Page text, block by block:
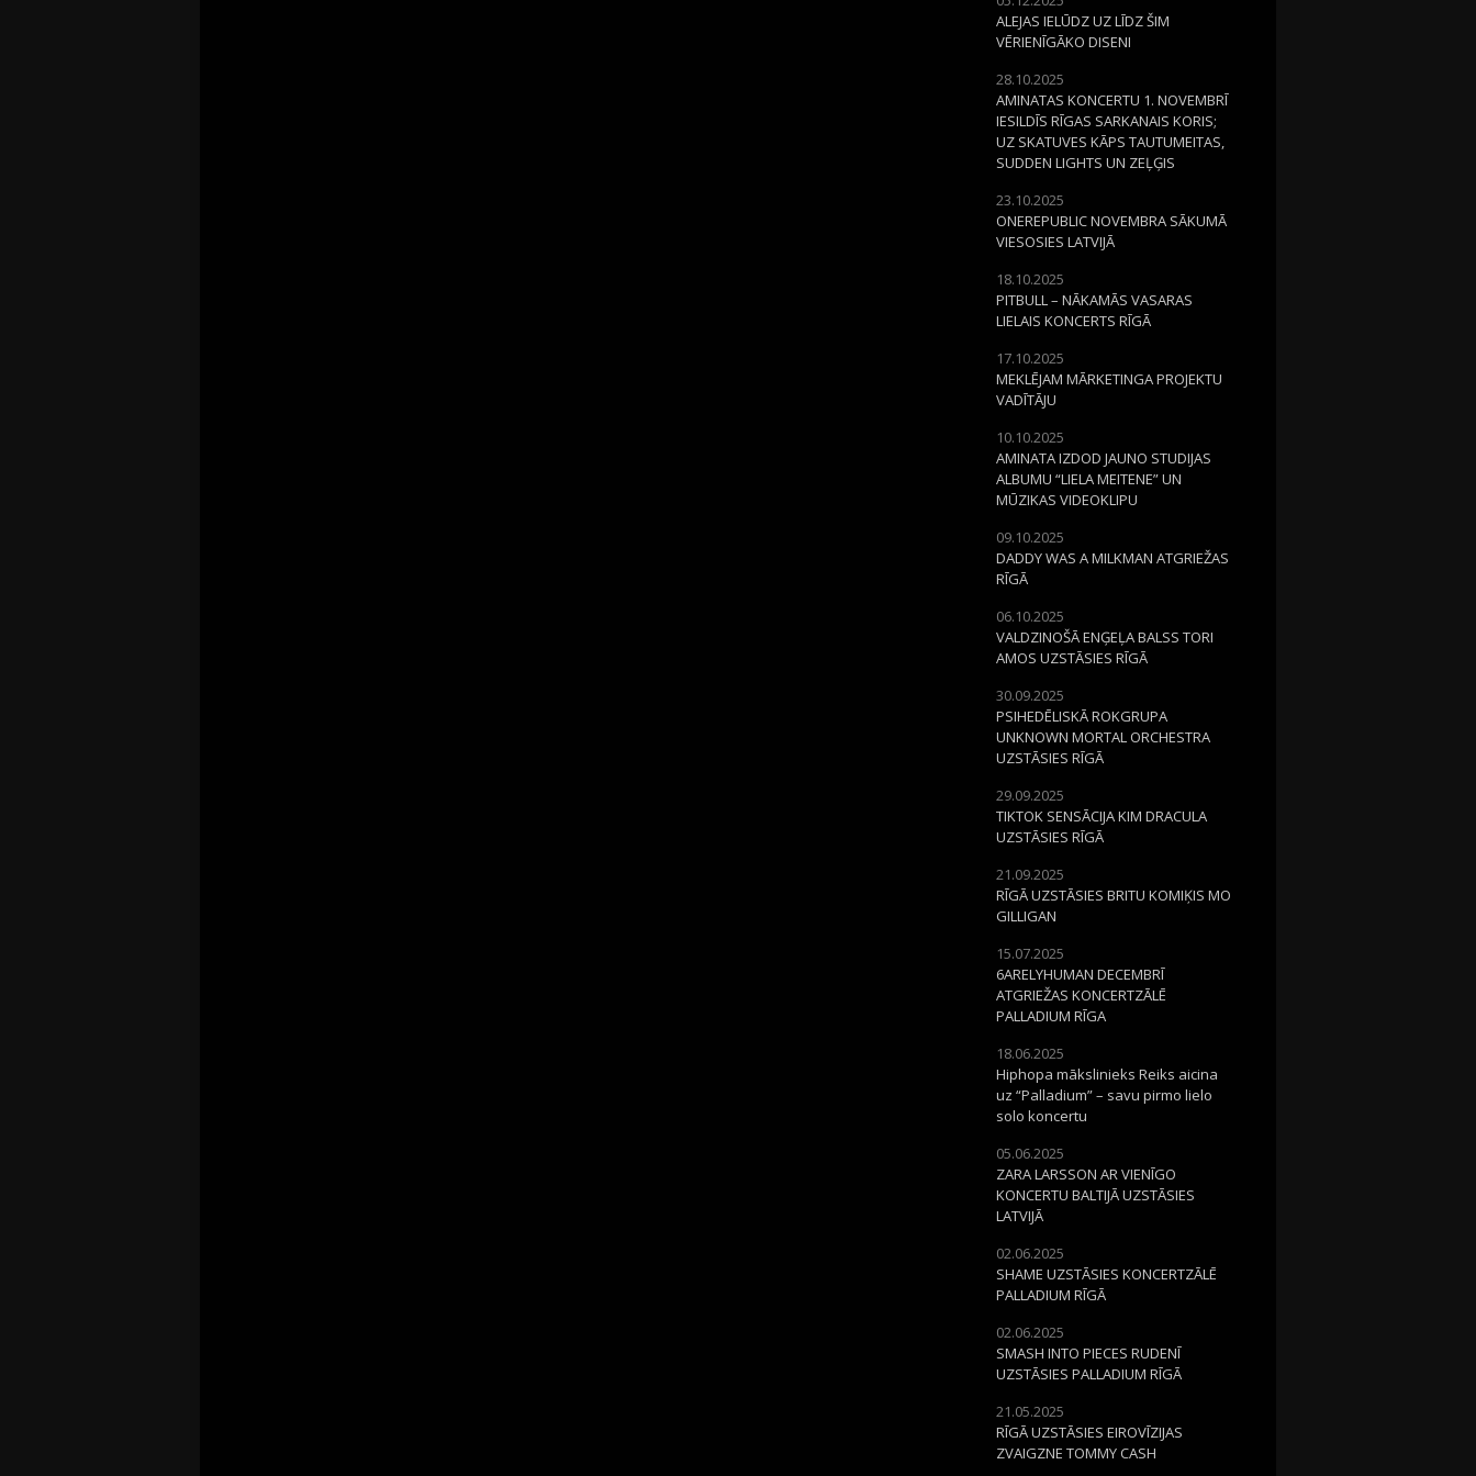
ALEJAS IELŪDZ UZ LĪDZ ŠIM
VĒRIENĪGĀKO DISENI
28.10.2025
AMINATAS KONCERTU 1. NOVEMBRĪ
IESILDĪS RĪGAS SARKANAIS KORIS;
UZ SKATUVES KĀPS TAUTUMEITAS,
SUDDEN LIGHTS UN ZEĻĢIS
23.10.2025
ONEREPUBLIC NOVEMBRA SĀKUMĀ
VIESOSIES LATVIJĀ
18.10.2025
PITBULL – NĀKAMĀS VASARAS
LIELAIS KONCERTS RĪGĀ
17.10.2025
MEKLĒJAM MĀRKETINGA PROJEKTU
VADĪTĀJU
10.10.2025
AMINATA IZDOD JAUNO STUDIJAS
ALBUMU “LIELA MEITENE” UN
MŪZIKAS VIDEOKLIPU
09.10.2025
DADDY WAS A MILKMAN ATGRIEŽAS
RĪGĀ
06.10.2025
VALDZINOŠĀ ENĢEĻA BALSS TORI
AMOS UZSTĀSIES RĪGĀ
30.09.2025
PSIHEDĒLISKĀ ROKGRUPA
UNKNOWN MORTAL ORCHESTRA
UZSTĀSIES RĪGĀ
29.09.2025
TIKTOK SENSĀCIJA KIM DRACULA
UZSTĀSIES RĪGĀ
21.09.2025
RĪGĀ UZSTĀSIES BRITU KOMIĶIS MO
GILLIGAN
15.07.2025
6ARELYHUMAN DECEMBRĪ
ATGRIEŽAS KONCERTZĀLĒ
PALLADIUM RĪGA
18.06.2025
Hiphopa mākslinieks Reiks aicina
uz “Palladium” – savu pirmo lielo
solo koncertu
05.06.2025
ZARA LARSSON AR VIENĪGO
KONCERTU BALTIJĀ UZSTĀSIES
LATVIJĀ
02.06.2025
SHAME UZSTĀSIES KONCERTZĀLĒ
PALLADIUM RĪGĀ
02.06.2025
SMASH INTO PIECES RUDENĪ
UZSTĀSIES PALLADIUM RĪGĀ
21.05.2025
RĪGĀ UZSTĀSIES EIROVĪZIJAS
ZVAIGZNE TOMMY CASH